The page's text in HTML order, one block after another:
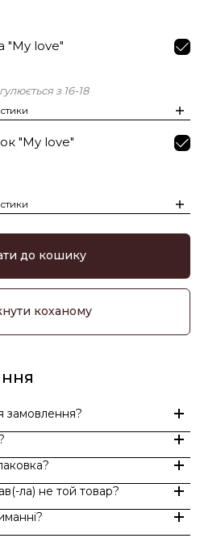
"My love"
з 16-18
"My love"
до кошику
коханому
замовлення?
відправляються в той же
вироби з перлин
від 3000 грн.
, служба доставки "Укр
упаковку до кожного
ла) не той товар?